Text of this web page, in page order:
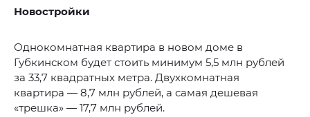
Новостройки
Однокомнатная квартира в новом доме в
Губкинском будет стоить минимум 5,5 млн рублей
за 33,7 квадратных метра. Двухкомнатная
квартира — 8,7 млн рублей, а самая дешевая
«трешка» — 17,7 млн рублей.